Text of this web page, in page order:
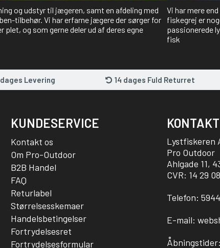
og udstyr til jægeren, samt en afdeling med
tilbehør. Vi har erfarne jægere der sørger for
og som gerne deler ud af deres egne
Vi har mere
fiskegrej er
passionerede
fisk
Levering 14 dages Fuld Returret
KUNDESERVICE
Kontakt os
Om Pro-Outdoor
B2B Handel
FAQ
Returlabel
Størrelsesskemaer
Handelsbetingelser
Fortrydelsesret
Fortrydelsesformular
Lystfiskeren
Pro Outdoor
Ahlgade 11,
CVR: 14 29
Telefon:
E-mail:
Åbningstider: